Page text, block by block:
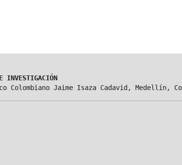
INVESTIGACIÓN
Colombiano Jaime Isaza Cadavid, Medellín,